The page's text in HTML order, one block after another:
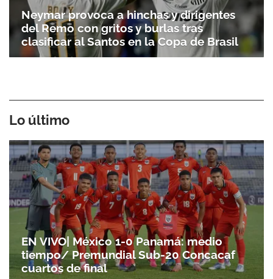
Gracias por suscribirte a nuestro boletín.
ACEPTAR
Neymar provoca a hinchas y dirigentes
del Remo con gritos y burlas tras
clasificar al Santos en la Copa de Brasil
Lo último
EN VIVO| México 1-0 Panamá: medio
tiempo/ Premundial Sub-20 Concacaf
cuartos de final